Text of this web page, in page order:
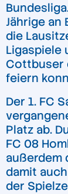
Jährige an
die
Ligaspiele
Cottbuser
feiern
Der 1. FC
Platz ab.
FC 08
außerdem
damit
der